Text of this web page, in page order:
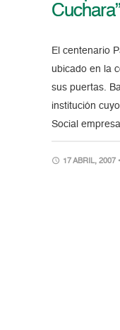
El centenario
ubicado en la
sus puertas.
institución
Social
17 ABRIL, 2007 •